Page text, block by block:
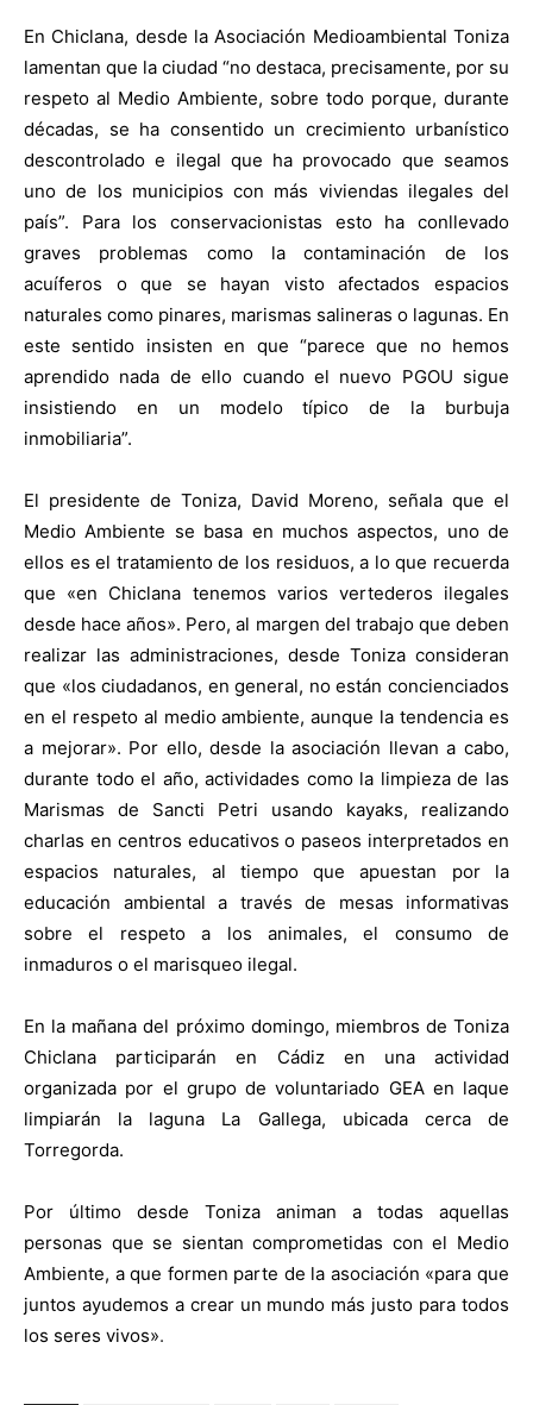
En Chiclana, desde la Asociación Medioambiental Toniza
lamentan que la ciudad “no destaca, precisamente, por su
respeto al Medio Ambiente, sobre todo porque, durante
décadas, se ha consentido un crecimiento urbanístico
descontrolado e ilegal que ha provocado que seamos
uno de los municipios con más viviendas ilegales del
país”. Para los conservacionistas esto ha conllevado
graves problemas como la contaminación de los
acuíferos o que se hayan visto afectados espacios
naturales como pinares, marismas salineras o lagunas. En
este sentido insisten en que “parece que no hemos
aprendido nada de ello cuando el nuevo PGOU sigue
insistiendo en un modelo típico de la burbuja
inmobiliaria”.
El presidente de Toniza, David Moreno, señala que el
Medio Ambiente se basa en muchos aspectos, uno de
ellos es el tratamiento de los residuos, a lo que recuerda
que «en Chiclana tenemos varios vertederos ilegales
desde hace años». Pero, al margen del trabajo que deben
realizar las administraciones, desde Toniza consideran
que «los ciudadanos, en general, no están concienciados
en el respeto al medio ambiente, aunque la tendencia es
a mejorar». Por ello, desde la asociación llevan a cabo,
durante todo el año, actividades como la limpieza de las
Marismas de Sancti Petri usando kayaks, realizando
charlas en centros educativos o paseos interpretados en
espacios naturales, al tiempo que apuestan por la
educación ambiental a través de mesas informativas
sobre el respeto a los animales, el consumo de
inmaduros o el marisqueo ilegal.
En la mañana del próximo domingo, miembros de Toniza
Chiclana participarán en Cádiz en una actividad
organizada por el grupo de voluntariado GEA en laque
limpiarán la laguna La Gallega, ubicada cerca de
Torregorda.
Por último desde Toniza animan a todas aquellas
personas que se sientan comprometidas con el Medio
Ambiente, a que formen parte de la asociación «para que
juntos ayudemos a crear un mundo más justo para todos
los seres vivos».